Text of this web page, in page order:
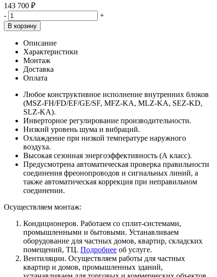
143 700 ₽
-
+
В корзину
Описание
Характеристики
Монтаж
Доставка
Оплата
Любое конструктивное исполнение внутренних блоков
(MSZ-FH/FD/EF/GE/SF, MFZ-KA, MLZ-KA, SEZ-KD,
SLZ-KA).
Инверторное регулирование производительности.
Низкий уровень шума и вибраций.
Охлаждение при низкой температуре наружного
воздуха.
Высокая сезонная энергоэффективность (А класс).
Предусмотрена автоматическая проверка правильности
соединения фреонопроводов и сигнальных линий, а
также автоматическая коррекция при неправильном
соединении.
Осуществляем монтаж:
Кондиционеров. Работаем со сплит-системами,
промышленными и бытовыми. Устанавливаем
оборудование для частных домов, квартир, складских
помещений, ТЦ. Подробнее об услуге.
Вентиляции. Осуществляем работы для частных
квартир и домов, промышленных зданий,